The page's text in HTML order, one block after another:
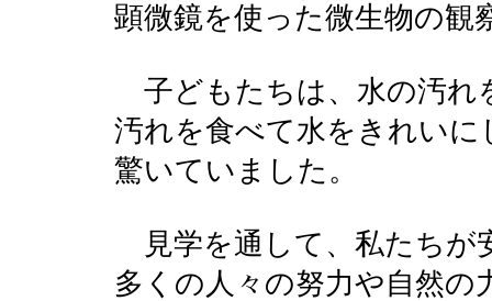
顕微鏡を使った微生物の観
子どもたちは、水の汚れ
汚れを食べて水をきれい
驚いていました。
見学を通して、私たちが
多くの人々の努力や自然